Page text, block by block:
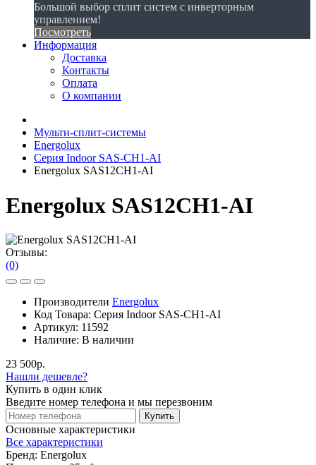
Большой выбор сплит систем с инверторным
управлением!
Посмотреть
Информация
Доставка
Контакты
Оплата
О компании
Мульти-сплит-системы
Energolux
Серия Indoor SAS-CH1-AI
Energolux SAS12CH1-AI
Energolux SAS12CH1-AI
Отзывы:
(0)
Производители Energolux
Код Товара: Серия Indoor SAS-CH1-AI
Артикул: 11592
Наличие: В наличии
23 500р.
Нашли дешевле?
Купить в один клик
Введите номер телефона и мы перезвоним
Купить
Основные характеристики
Все характеристики
Бренд: Energolux